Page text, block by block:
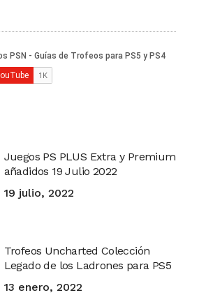
Juegos PS PLUS Extra y Premium
añadidos 19 Julio 2022
19 julio, 2022
Trofeos Uncharted Colección
Legado de los Ladrones para PS5
13 enero, 2022